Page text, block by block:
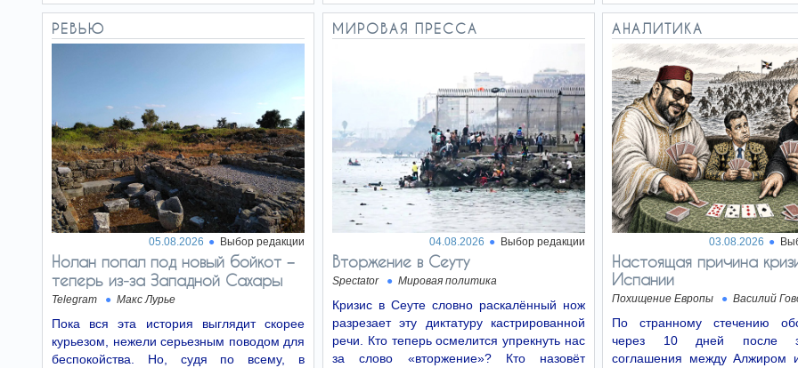
саудовского…
РЕВЬЮ
05.08.2026 Выбор редакции
Нолан попал под новый бойкот −
теперь из‑за Западной Сахары
Telegram Макс Лурье
Пока вся эта история выглядит скорее
курьезом, нежели серьезным поводом для
беспокойства. Но, судя по всему, в
МИРОВАЯ ПРЕССА
04.08.2026 Выбор редакции
Вторжение в Сеуту
Spectator Мировая политика
Кризис в Сеуте словно раскалённый нож
разрезает эту диктатуру кастрированной
речи. Кто теперь осмелится упрекнуть нас
за слово «вторжение»? Кто назовёт
АНАЛИТИКА
03.08.2026
Настоящая причина
Испании
Похищение Европы Василий
По странному стечению
через 10 дней после
соглашения между Алжиром